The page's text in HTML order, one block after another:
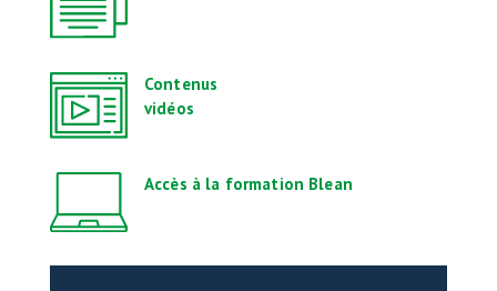
Contenus
vidéos
Accès à la formation Blean